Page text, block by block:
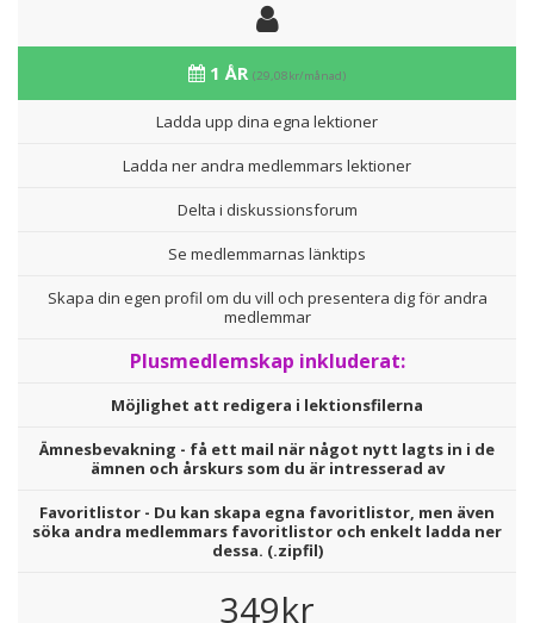
1 ÅR (29,08kr/månad)
Ladda upp dina egna lektioner
Ladda ner andra medlemmars lektioner
Delta i diskussionsforum
Se medlemmarnas länktips
Skapa din egen profil om du vill och presentera dig för andra
medlemmar
Plusmedlemskap inkluderat:
Möjlighet att redigera i lektionsfilerna
Ämnesbevakning - få ett mail när något nytt lagts in i de
ämnen och årskurs som du är intresserad av
Favoritlistor - Du kan skapa egna favoritlistor, men även
söka andra medlemmars favoritlistor och enkelt ladda ner
dessa. (.zipfil)
349kr